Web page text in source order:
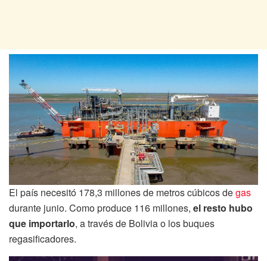
El país necesitó 178,3 millones de metros cúbicos degas
durante junio. Como produce 116 millones, el resto hubo
que importarlo, a través de Bolivia o los buques
regasificadores.